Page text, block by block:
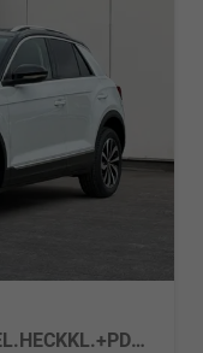
Limited MATRIX LED+KAMERA+EL.HECKKL.+PDC+SHZ